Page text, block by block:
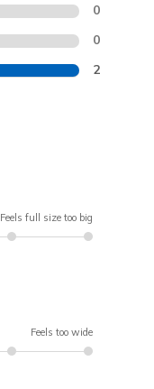
0
0
2
Feels full size too big
Feels too wide